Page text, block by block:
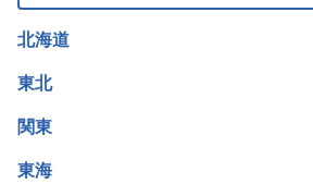
北海道
北海道
東北
宮城県
関東
埼玉県
東海